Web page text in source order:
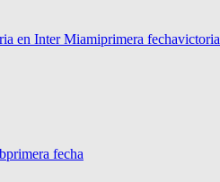
en Inter Miamiprimera fechavictoria
primera fecha